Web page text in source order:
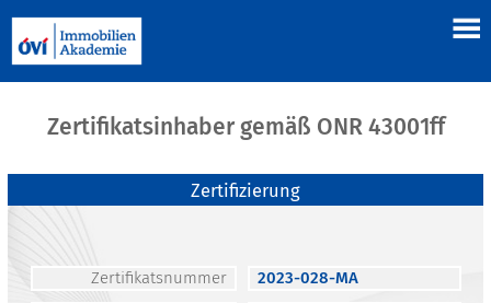
Zertifikatsinhaber gemäß ONR 43001ff
Zertifizierung
Zertifikatsnummer
2023-028-MA